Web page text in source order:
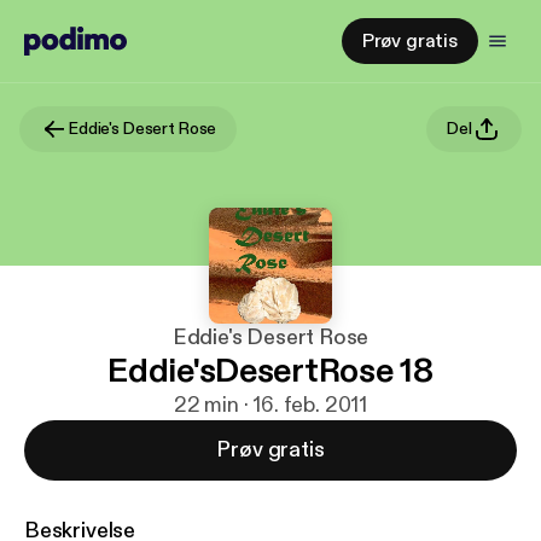
Prøv gratis
Eddie's Desert Rose Del
Eddie's Desert Rose
Eddie'sDesertRose 18
22 min · 16. feb. 2011
Prøv gratis
Beskrivelse